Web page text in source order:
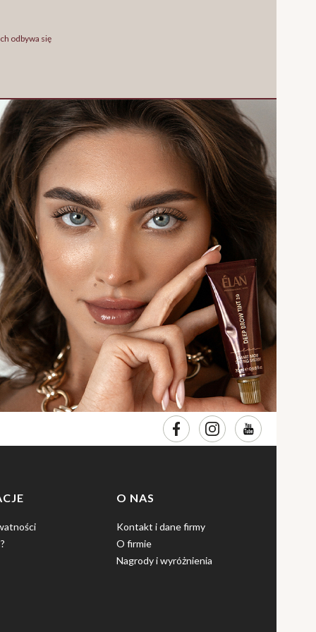
odbywa się
O NAS
Kontakt i dane firmy
O firmie
Nagrody i wyróżnienia